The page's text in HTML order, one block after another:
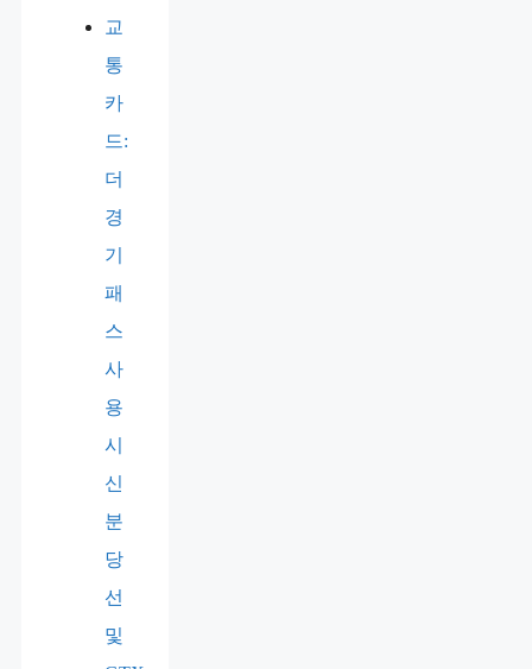
교
통
카
드:
더
경
기
패
스
사
용
시
신
분
당
선
및